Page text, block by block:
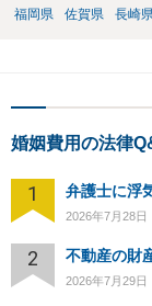
福岡県
佐賀県 長崎
婚姻費用の法律
1 弁護士に浮
2026年7月28日
2 不動産の財
2026年7月29日